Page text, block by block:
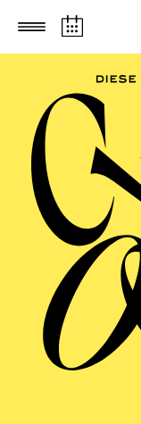
Zum Hauptinhalt